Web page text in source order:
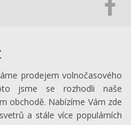
prodejem volnočasového
jsme se rozhodli naše
obchodě. Nabízíme Vám zde
a stále více populárních